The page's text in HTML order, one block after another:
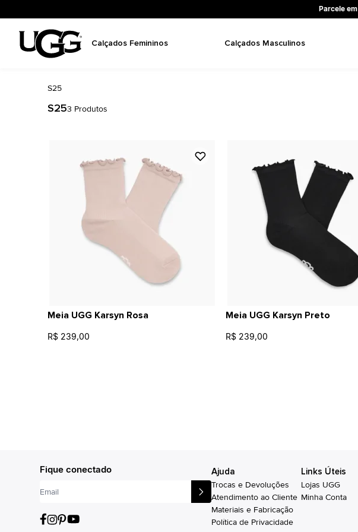
Parcele
Calçados Femininos Calçados Masculinos
S25
S253 Produtos
Meia UGG Karsyn Rosa
R$ 239,00
Meia UGG Karsyn Preto
R$ 239,00
Fique conectado Ajuda
Trocas e Devoluções
Atendimento ao Cliente
Materiais e Fabricação
Política de Privacidade
Links Úteis
Lojas UGG
Minha Conta